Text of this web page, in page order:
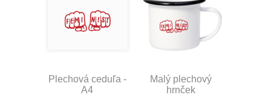
Plechová ceduľa -
A4
Malý plechový
hrnček